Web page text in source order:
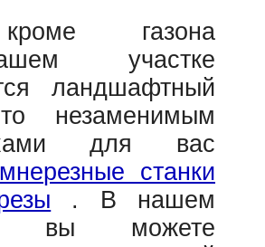
газона
участке
ландшафтный
незаменимым
для вас
станки
. В нашем
вы можете